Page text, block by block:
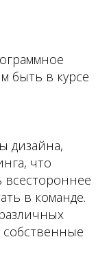
быть в курсе
дизайна,
что
всестороннее
в команде.
собственные